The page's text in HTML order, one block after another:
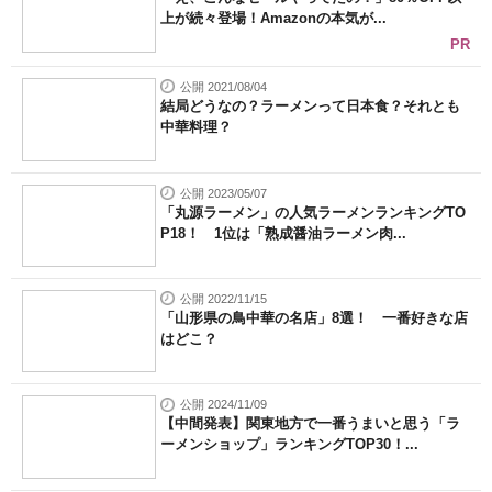
上が続々登場！Amazonの本気が...
PR
公開 2021/08/04
結局どうなの？ラーメンって日本食？それとも
中華料理？
公開 2023/05/07
「丸源ラーメン」の人気ラーメンランキングTO
P18！ 1位は「熟成醤油ラーメン肉...
公開 2022/11/15
「山形県の鳥中華の名店」8選！ 一番好きな店
はどこ？
公開 2024/11/09
【中間発表】関東地方で一番うまいと思う「ラ
ーメンショップ」ランキングTOP30！...